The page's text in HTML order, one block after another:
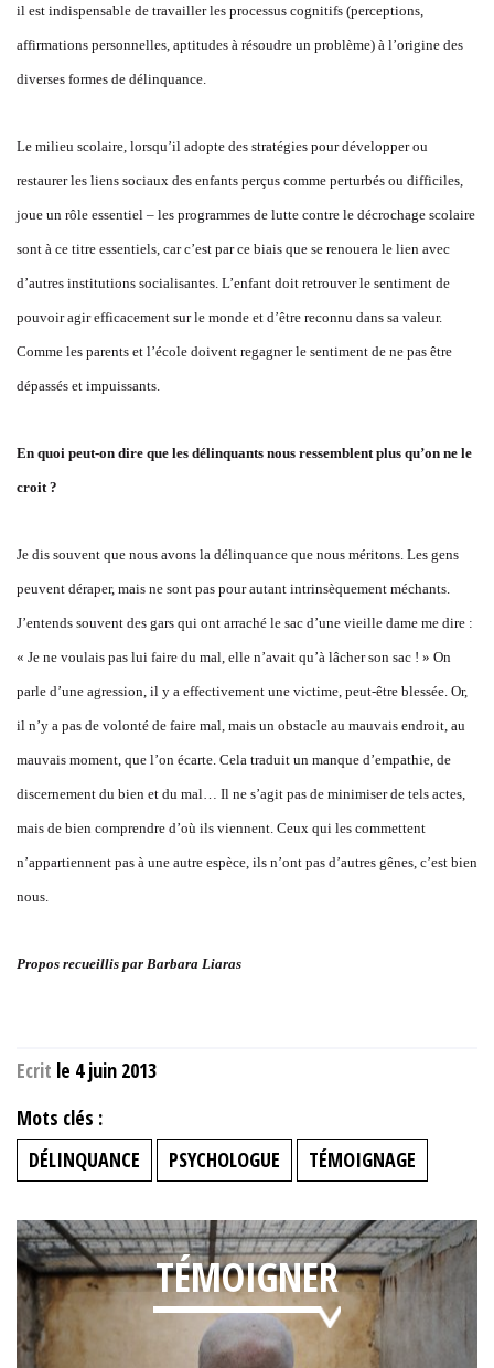
il est indispensable de travailler les processus cognitifs (perceptions,
affirmations personnelles, aptitudes à résoudre un problème) à l’origine des
diverses formes de délinquance.
Le milieu scolaire, lorsqu’il adopte des stratégies pour développer ou
restaurer les liens sociaux des enfants perçus comme perturbés ou difficiles,
joue un rôle essentiel – les programmes de lutte contre le décrochage scolaire
sont à ce titre essentiels, car c’est par ce biais que se renouera le lien avec
d’autres institutions socialisantes. L’enfant doit retrouver le sentiment de
pouvoir agir efficacement sur le monde et d’être reconnu dans sa valeur.
Comme les parents et l’école doivent regagner le sentiment de ne pas être
dépassés et impuissants.
En quoi peut-on dire que les délinquants nous ressemblent plus qu’on ne le
croit ?
Je dis souvent que nous avons la délinquance que nous méritons. Les gens
peuvent déraper, mais ne sont pas pour autant intrinsèquement méchants.
J’entends souvent des gars qui ont arraché le sac d’une vieille dame me dire :
« Je ne voulais pas lui faire du mal, elle n’avait qu’à lâcher son sac ! » On
parle d’une agression, il y a effectivement une victime, peut-être blessée. Or,
il n’y a pas de volonté de faire mal, mais un obstacle au mauvais endroit, au
mauvais moment, que l’on écarte. Cela traduit un manque d’empathie, de
discernement du bien et du mal… Il ne s’agit pas de minimiser de tels actes,
mais de bien comprendre d’où ils viennent. Ceux qui les commettent
n’appartiennent pas à une autre espèce, ils n’ont pas d’autres gênes, c’est bien
nous.
Propos recueillis par Barbara Liaras
Ecrit le 4 juin 2013
Mots clés :
DÉLINQUANCE
PSYCHOLOGUE TÉMOIGNAGE
TÉMOIGNER